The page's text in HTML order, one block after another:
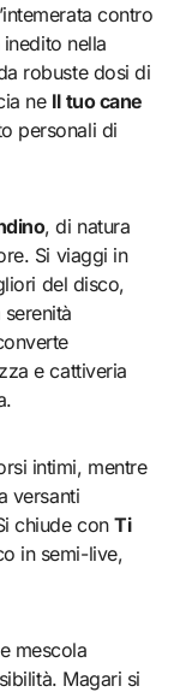
contro
nella
robuste dosi di
ne Il tuo cane
personali di
, di natura
Si viaggi in
del disco,
e cattiveria
intimi, mentre
versanti
chiude conTi
in semi-live,
mescola
Magari si